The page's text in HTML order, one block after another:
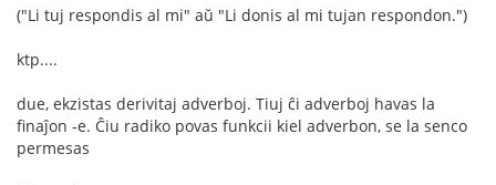
("Li tuj respondis al mi" aŭ "Li donis al mi tujan respondon.")
ktp....
due, ekzistas derivitaj adverboj. Tiuj ĉi adverboj havas la
finaĵon -e. Ĉiu radiko povas funkcii kiel adverbon, se la senco
permesas